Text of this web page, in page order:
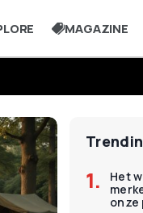
MAGAZINE
Het
onze